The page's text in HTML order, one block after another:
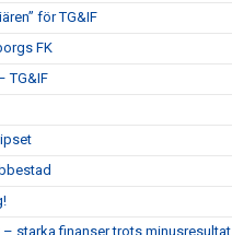
för TG&IF
FK
TG&IF
starka finanser trots minusresultat